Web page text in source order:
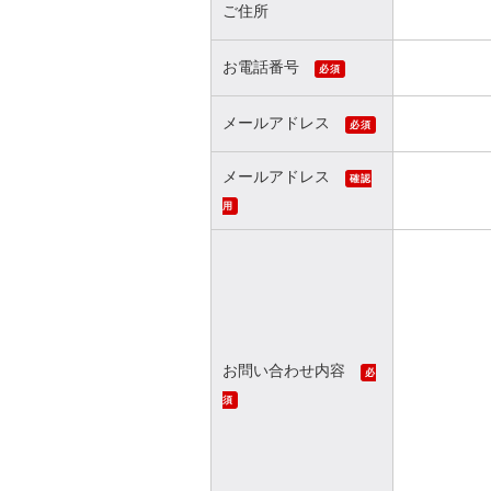
ご住所
お電話番号 必須
メールアドレス 必須
メールアドレス 確認
用
お問い合わせ内容 必
須